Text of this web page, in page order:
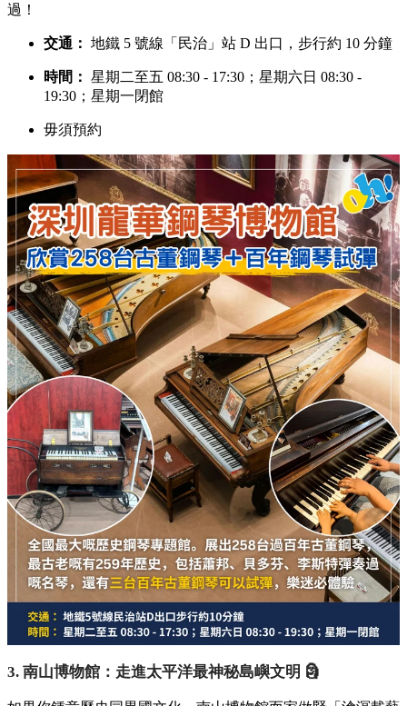
2. 深圳龍華鋼琴博物館：百年鋼琴試彈體驗 🎹
全國最大嘅歷史鋼琴專題館！館內展出 258 台過百年嘅古董鋼
琴，當中最古老嘅一部足足有 259 年歷史！你仲可以親眼欣賞
到蕭邦、貝多芬、李斯特曾經彈奏過嘅名琴。最正嘅係，現場
設有 3 台百年古董鋼琴可以俾訪客親自試彈，樂迷絕對不能錯
過！
交通：地鐵 5 號線「民治」站 D 出口，步行約 10 分鐘
時間：星期二至五 08:30 - 17:30；星期六日 08:30 -
19:30；星期一閉館
毋須預約